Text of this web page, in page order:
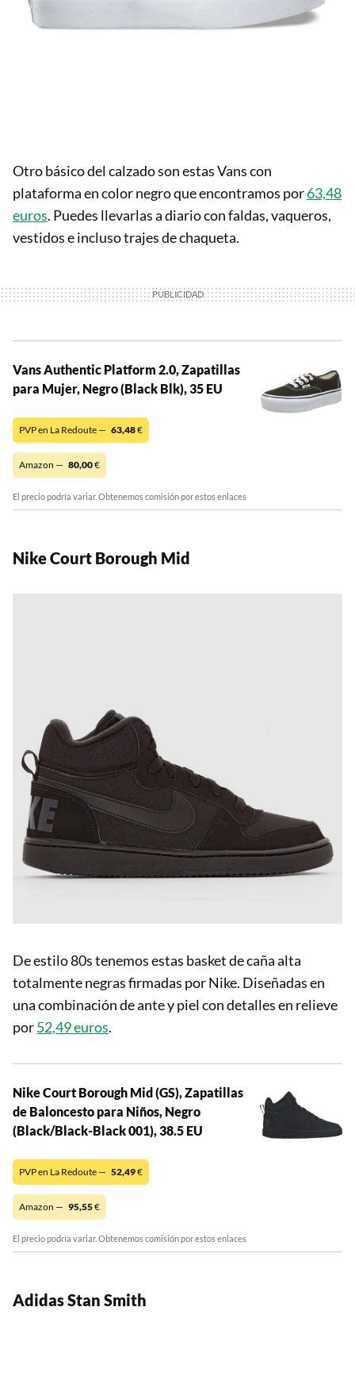
Otro básico del calzado son estas Vans con
plataforma en color negro que encontramos por63,48
euros. Puedes llevarlas a diario con faldas, vaqueros,
vestidos e incluso trajes de chaqueta.
Vans Authentic Platform 2.0, Zapatillas
para Mujer, Negro (Black Blk), 35 EU
PVP en La Redoute — 63,48€
Amazon — 80,00€
El precio podría variar. Obtenemos comisión por estos enlaces
Nike Court Borough Mid
De estilo 80s tenemos estas basket de caña alta
totalmente negras firmadas por Nike. Diseñadas en
una combinación de ante y piel con detalles en relieve
por52,49 euros.
Nike Court Borough Mid (GS), Zapatillas
de Baloncesto para Niños, Negro
(Black/Black-Black 001), 38.5 EU
PVP en La Redoute — 52,49€
Amazon — 95,55€
El precio podría variar. Obtenemos comisión por estos enlaces
Adidas Stan Smith